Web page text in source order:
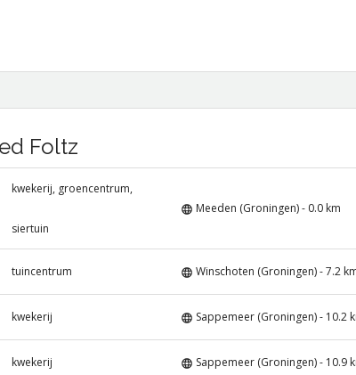
Foltz
kwekerij, groencentrum,
siertuin
Meeden (Groningen) - 0.0 km
tuincentrum Winschoten (Groningen) - 7.2
kwekerij Sappemeer (Groningen) - 10.2
kwekerij Sappemeer (Groningen) - 10.9